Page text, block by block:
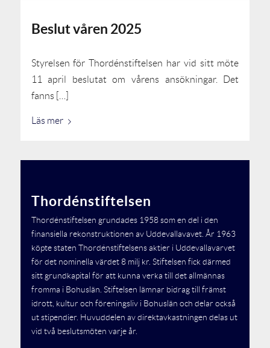
Beslut våren 2025
Styrelsen för Thordénstiftelsen har vid sitt möte
11 april beslutat om vårens ansökningar. Det
fanns […]
Läs mer
Thordénstiftelsen
Thordénstiftelsen grundades 1958 som en del i den
finansiella rekonstruktionen av Uddevallavavet. År 1963
köpte staten Thordénstiftelsens aktier i Uddevallavarvet
för det nominella värdet 8 milj kr. Stiftelsen fick därmed
sitt grundkapital för att kunna verka till det allmännas
fromma i Bohuslän. Stiftelsen lämnar bidrag till främst
idrott, kultur och föreningsliv i Bohuslän och delar också
ut stipendier. Huvuddelen av direktavkastningen delas ut
vid två beslutsmöten varje år.